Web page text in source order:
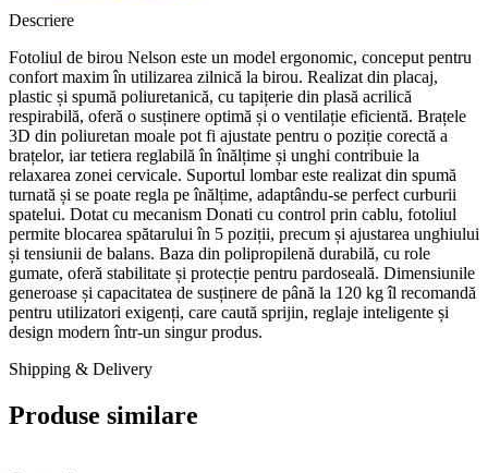
Descriere
Fotoliul de birou Nelson este un model ergonomic, conceput pentru
confort maxim în utilizarea zilnică la birou. Realizat din placaj,
plastic și spumă poliuretanică, cu tapițerie din plasă acrilică
respirabilă, oferă o susținere optimă și o ventilație eficientă. Brațele
3D din poliuretan moale pot fi ajustate pentru o poziție corectă a
brațelor, iar tetiera reglabilă în înălțime și unghi contribuie la
relaxarea zonei cervicale. Suportul lombar este realizat din spumă
turnată și se poate regla pe înălțime, adaptându-se perfect curburii
spatelui. Dotat cu mecanism Donati cu control prin cablu, fotoliul
permite blocarea spătarului în 5 poziții, precum și ajustarea unghiului
și tensiunii de balans. Baza din polipropilenă durabilă, cu role
gumate, oferă stabilitate și protecție pentru pardoseală. Dimensiunile
generoase și capacitatea de susținere de până la 120 kg îl recomandă
pentru utilizatori exigenți, care caută sprijin, reglaje inteligente și
design modern într-un singur produs.
Shipping & Delivery
Produse similare